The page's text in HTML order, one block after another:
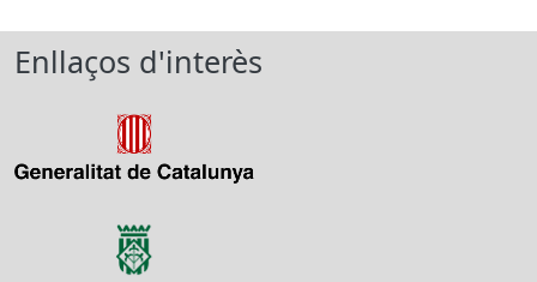
Enllaços d'interès